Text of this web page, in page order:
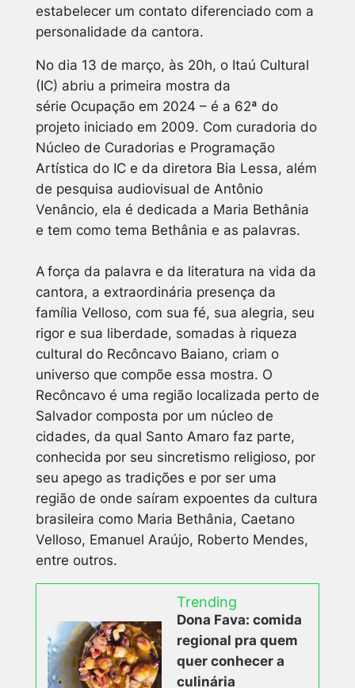
estabelecer um contato diferenciado com a
personalidade da cantora.
No dia 13 de março, às 20h, o Itaú Cultural
(IC) abriu a primeira mostra da
série Ocupaçãoem 2024 – é a 62ª do
projeto iniciado em 2009. Com curadoria do
Núcleo de Curadorias e Programação
Artística do IC e da diretora Bia Lessa, além
de pesquisa audiovisual de Antônio
Venâncio, ela é dedicada a Maria Bethânia
e tem como tema Bethânia e as palavras.
A força da palavra e da literatura na vida da
cantora, a extraordinária presença da
família Velloso, com sua fé, sua alegria, seu
rigor e sua liberdade, somadas à riqueza
cultural do Recôncavo Baiano, criam o
universo que compõe essa mostra. O
Recôncavo é uma região localizada perto de
Salvador composta por um núcleo de
cidades, da qual Santo Amaro faz parte,
conhecida por seu sincretismo religioso, por
seu apego as tradições e por ser uma
região de onde saíram expoentes da cultura
brasileira como Maria Bethânia, Caetano
Velloso, Emanuel Araújo, Roberto Mendes,
entre outros.
Trending
Dona Fava: comida
regional pra quem
quer conhecer a
culinária